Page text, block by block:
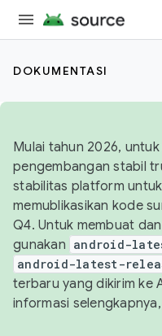
DOKUMENTASI
Mulai tahun 2026,
pengembangan stabil
stabilitas platform
memublikasikan kode
Q4. Untuk membuat
gunakan android-
android-latest-
terbaru yang dikirim ke
informasi